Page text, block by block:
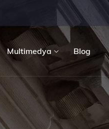
Multimedya Blog